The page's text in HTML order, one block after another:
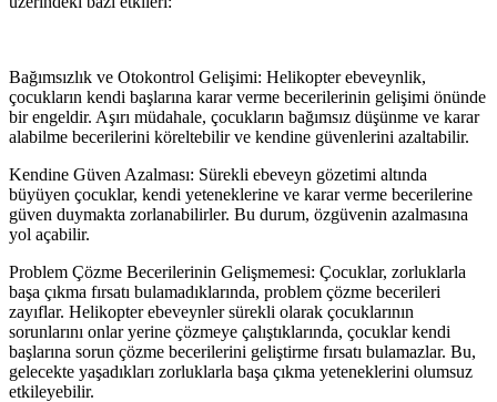
Bağımsızlık ve Otokontrol Gelişimi: Helikopter ebeveynlik,
çocukların kendi başlarına karar verme becerilerinin gelişimi önünde
bir engeldir. Aşırı müdahale, çocukların bağımsız düşünme ve karar
alabilme becerilerini köreltebilir ve kendine güvenlerini azaltabilir.
Kendine Güven Azalması: Sürekli ebeveyn gözetimi altında
büyüyen çocuklar, kendi yeteneklerine ve karar verme becerilerine
güven duymakta zorlanabilirler. Bu durum, özgüvenin azalmasına
yol açabilir.
Problem Çözme Becerilerinin Gelişmemesi: Çocuklar, zorluklarla
başa çıkma fırsatı bulamadıklarında, problem çözme becerileri
zayıflar. Helikopter ebeveynler sürekli olarak çocuklarının
sorunlarını onlar yerine çözmeye çalıştıklarında, çocuklar kendi
başlarına sorun çözme becerilerini geliştirme fırsatı bulamazlar. Bu,
gelecekte yaşadıkları zorluklarla başa çıkma yeteneklerini olumsuz
etkileyebilir.